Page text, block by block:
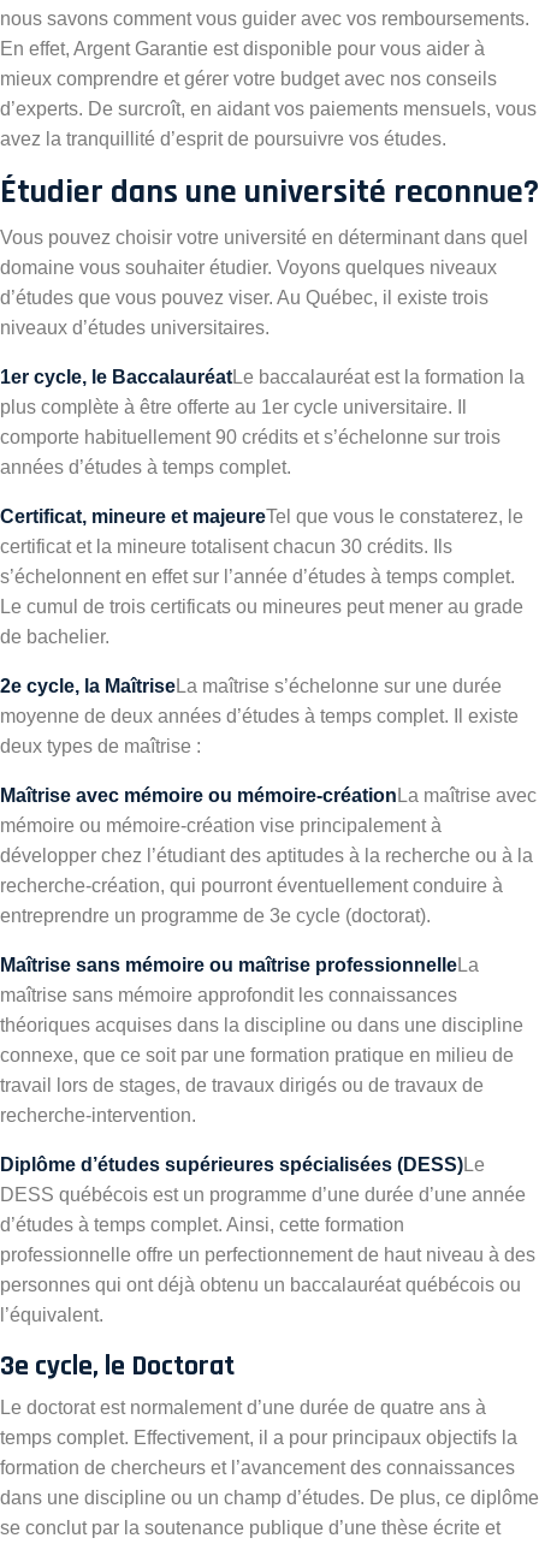
nous savons comment vous guider avec vos remboursements.
En effet, Argent Garantie est disponible pour vous aider à
mieux comprendre et gérer votre budget avec nos conseils
d’experts. De surcroît, en aidant vos paiements mensuels, vous
avez la tranquillité d’esprit de poursuivre vos études.
Étudier dans une université reconnue?
Vous pouvez choisir votre université en déterminant dans quel
domaine vous souhaiter étudier. Voyons quelques niveaux
d’études que vous pouvez viser. Au Québec, il existe trois
niveaux d’études universitaires.
1er cycle, le BaccalauréatLe baccalauréat est la formation la
plus complète à être offerte au 1er cycle universitaire. Il
comporte habituellement 90 crédits et s’échelonne sur trois
années d’études à temps complet.
Certificat, mineure et majeureTel que vous le constaterez, le
certificat et la mineure totalisent chacun 30 crédits. Ils
s’échelonnent en effet sur l’année d’études à temps complet.
Le cumul de trois certificats ou mineures peut mener au grade
de bachelier.
2e cycle, la MaîtriseLa maîtrise s’échelonne sur une durée
moyenne de deux années d’études à temps complet. Il existe
deux types de maîtrise :
Maîtrise avec mémoire ou mémoire-création La maîtrise avec
mémoire ou mémoire-création vise principalement à
développer chez l’étudiant des aptitudes à la recherche ou à la
recherche-création, qui pourront éventuellement conduire à
entreprendre un programme de 3e cycle (doctorat).
Maîtrise sans mémoire ou maîtrise professionnelleLa
maîtrise sans mémoire approfondit les connaissances
théoriques acquises dans la discipline ou dans une discipline
connexe, que ce soit par une formation pratique en milieu de
travail lors de stages, de travaux dirigés ou de travaux de
recherche-intervention.
Diplôme d’études supérieures spécialisées (DESS)Le
DESS québécois est un programme d’une durée d’une année
d’études à temps complet. Ainsi, cette formation
professionnelle offre un perfectionnement de haut niveau à des
personnes qui ont déjà obtenu un baccalauréat québécois ou
l’équivalent.
3e cycle, le Doctorat
Le doctorat est normalement d’une durée de quatre ans à
temps complet. Effectivement, il a pour principaux objectifs la
formation de chercheurs et l’avancement des connaissances
dans une discipline ou un champ d’études. De plus, ce diplôme
se conclut par la soutenance publique d’une thèse écrite et